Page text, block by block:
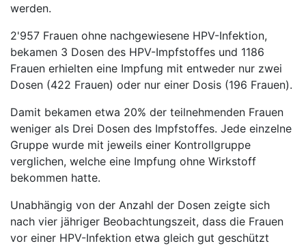
werden.
2'957 Frauen ohne nachgewiesene HPV-Infektion,
bekamen 3 Dosen des HPV-Impfstoffes und 1186
Frauen erhielten eine Impfung mit entweder nur zwei
Dosen (422 Frauen) oder nur einer Dosis (196 Frauen).
Damit bekamen etwa 20% der teilnehmenden Frauen
weniger als Drei Dosen des Impfstoffes. Jede einzelne
Gruppe wurde mit jeweils einer Kontrollgruppe
verglichen, welche eine Impfung ohne Wirkstoff
bekommen hatte.
Unabhängig von der Anzahl der Dosen zeigte sich
nach vier jähriger Beobachtungszeit, dass die Frauen
vor einer HPV-Infektion etwa gleich gut geschützt